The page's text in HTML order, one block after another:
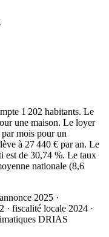
1 202 habitants. Le
une maison. Le loyer
mois pour un
à 27 440 € par an. Le
est de 30,74 %. Le taux
nationale (8,6
2025 ·
· fiscalité locale 2024 ·
DRIAS